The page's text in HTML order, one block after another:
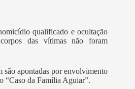
qualificado e ocultação
das vítimas não foram
são apontadas por envolvimento
“Caso da Família Aguiar”.